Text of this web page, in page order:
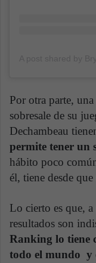
Por otra parte,
sobresale de su
Dechambeau
permite tener un
hábito poco
él, tiene desde
Lo cierto es que, a
resultados son
Ranking lo tiene
todo el mundo y